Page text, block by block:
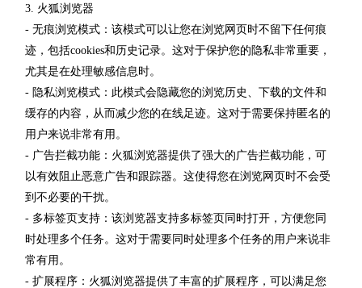
3. 火狐浏览器
- 无痕浏览模式：该模式可以让您在浏览网页时不留下任何痕
迹，包括cookies和历史记录。这对于保护您的隐私非常重要，
尤其是在处理敏感信息时。
- 隐私浏览模式：此模式会隐藏您的浏览历史、下载的文件和
缓存的内容，从而减少您的在线足迹。这对于需要保持匿名的
用户来说非常有用。
- 广告拦截功能：火狐浏览器提供了强大的广告拦截功能，可
以有效阻止恶意广告和跟踪器。这使得您在浏览网页时不会受
到不必要的干扰。
- 多标签页支持：该浏览器支持多标签页同时打开，方便您同
时处理多个任务。这对于需要同时处理多个任务的用户来说非
常有用。
- 扩展程序：火狐浏览器提供了丰富的扩展程序，可以满足您